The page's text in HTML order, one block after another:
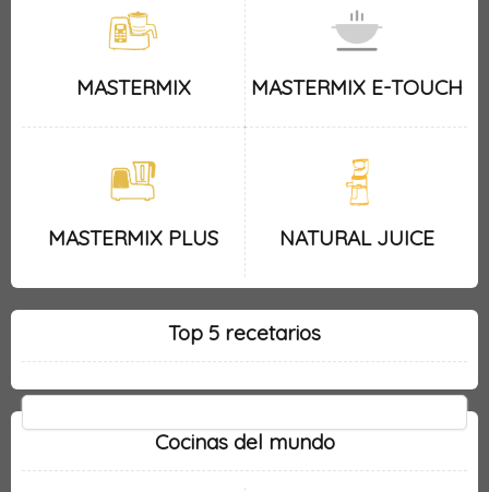
MASTERMIX MASTERMIX E-TOUCH
MASTERMIX PLUS NATURAL JUICE
Top 5 recetarios
Cocinas del mundo